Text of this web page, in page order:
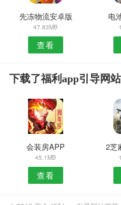
先冻物流安卓版
47.83MB
查看
电
下载了福利app引导网
会装房APP
45.1MB
查看
2芝